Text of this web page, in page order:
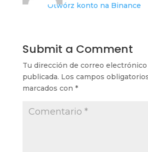
Otwórz konto na Binance
Submit a Comment
Tu dirección de correo electrónico
publicada. Los campos
marcados con *